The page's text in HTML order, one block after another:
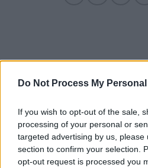
Do Not Process My
If you wish to opt-out of the sale,
processing of your personal or
targeted advertising by us, please
section to confirm your selection.
opt-out request is processed you
CATEGORIE
Ecologia dello Spirito